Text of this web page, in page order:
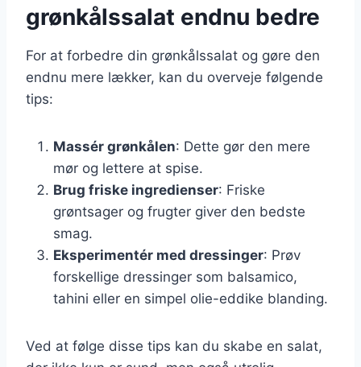
grønkålssalat endnu bedre
For at forbedre din grønkålssalat og gøre den
endnu mere lækker, kan du overveje følgende
tips:
Massér grønkålen: Dette gør den mere
mør og lettere at spise.
Brug friske ingredienser: Friske
grøntsager og frugter giver den bedste
smag.
Eksperimentér med dressinger: Prøv
forskellige dressinger som balsamico,
tahini eller en simpel olie-eddike blanding.
Ved at følge disse tips kan du skabe en salat,